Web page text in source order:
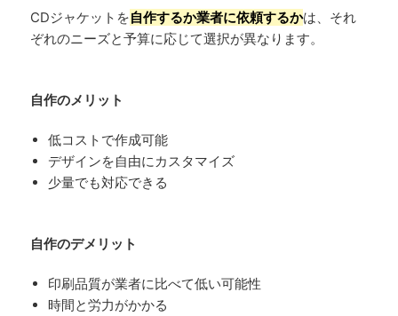
CDジャケットを自作するか業者に依頼するかは、それ
ぞれのニーズと予算に応じて選択が異なります。
自作のメリット
低コストで作成可能
デザインを自由にカスタマイズ
少量でも対応できる
自作のデメリット
印刷品質が業者に比べて低い可能性
時間と労力がかかる